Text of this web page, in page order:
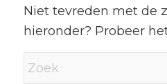
Niet tevreden met de
hieronder? Probeer